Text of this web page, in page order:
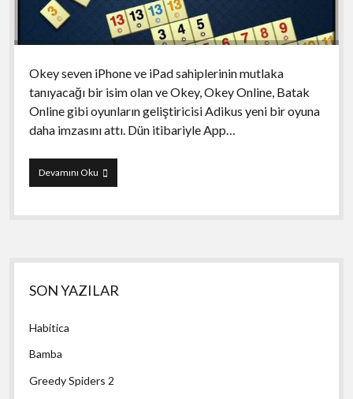
Okey seven iPhone ve iPad sahiplerinin mutlaka
tanıyacağı bir isim olan ve Okey, Okey Online, Batak
Online gibi oyunların geliştiricisi Adikus yeni bir oyuna
daha imzasını attı. Dün itibariyle App…
Devamını OkuOkey
51
Yan
Menü
SON YAZILAR
Habitica
Bamba
Greedy Spiders 2